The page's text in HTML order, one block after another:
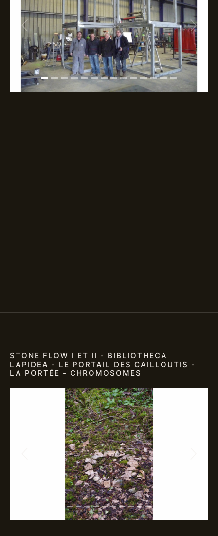
Previous Next
STONE FLOW I ET II - BIBLIOTHECA
LAPIDEA - LE PORTAIL DES CAILLOUTIS -
LA PORTÉE - CHROMOSOMES